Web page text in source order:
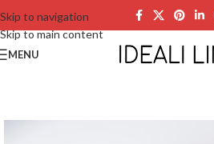
Skip to navigation
Skip to main content
MENU